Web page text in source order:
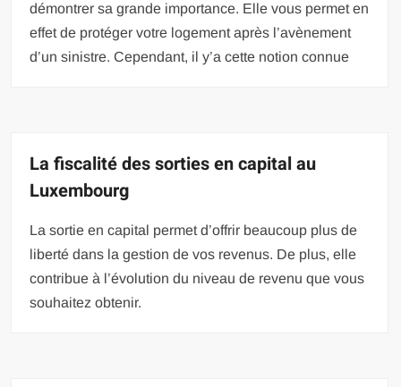
démontrer sa grande importance. Elle vous permet en
effet de protéger votre logement après l’avènement
d’un sinistre. Cependant, il y’a cette notion connue
La fiscalité des sorties en capital au
Luxembourg
La sortie en capital permet d’offrir beaucoup plus de
liberté dans la gestion de vos revenus. De plus, elle
contribue à l’évolution du niveau de revenu que vous
souhaitez obtenir.